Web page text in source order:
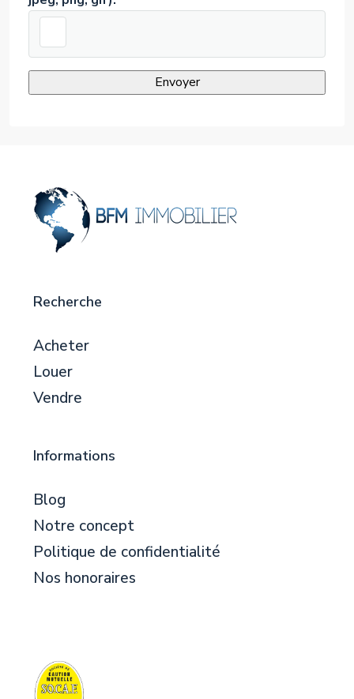
Recherche
Acheter
Louer
Vendre
Informations
Blog
Notre concept
Politique de confidentialité
Nos honoraires